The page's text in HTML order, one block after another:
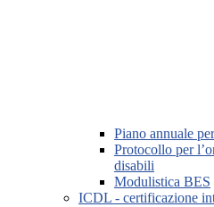
Piano annuale
Protocollo per
disabili
Modulistica BES
ICDL - certificazione